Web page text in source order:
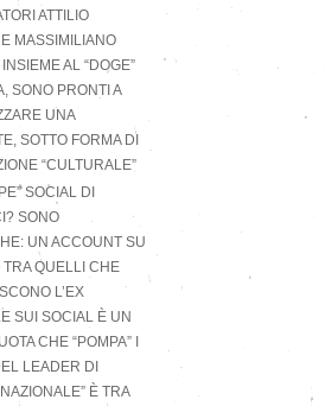
ATTILIO
E MASSIMILIANO
AL “DOGE”
SONO PRONTI A
UNA
SOTTO FORMA DI
“CULTURALE”
SOCIAL DI
SONO
UN ACCOUNT SU
TRA QUELLI CHE
L’EX
SUI SOCIAL È UN
CHE “POMPA” I
LEADER DI
È TRA